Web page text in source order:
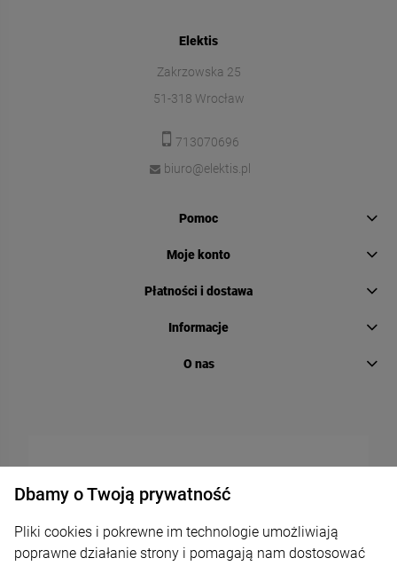
Elektis
Zakrzowska 25
51-318 Wrocław
713070696
biuro@elektis.pl
Pomoc
Moje konto
Płatności i dostawa
Informacje
O nas
Dbamy o Twoją prywatność
Pliki cookies i pokrewne im technologie umożliwiają
poprawne działanie strony i pomagają nam dostosować